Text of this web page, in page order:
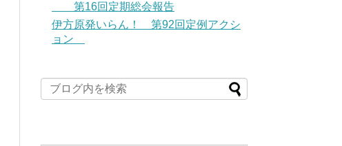
第16回定期総会報告
伊方原発いらん！ 第92回定例アクシ
ョン